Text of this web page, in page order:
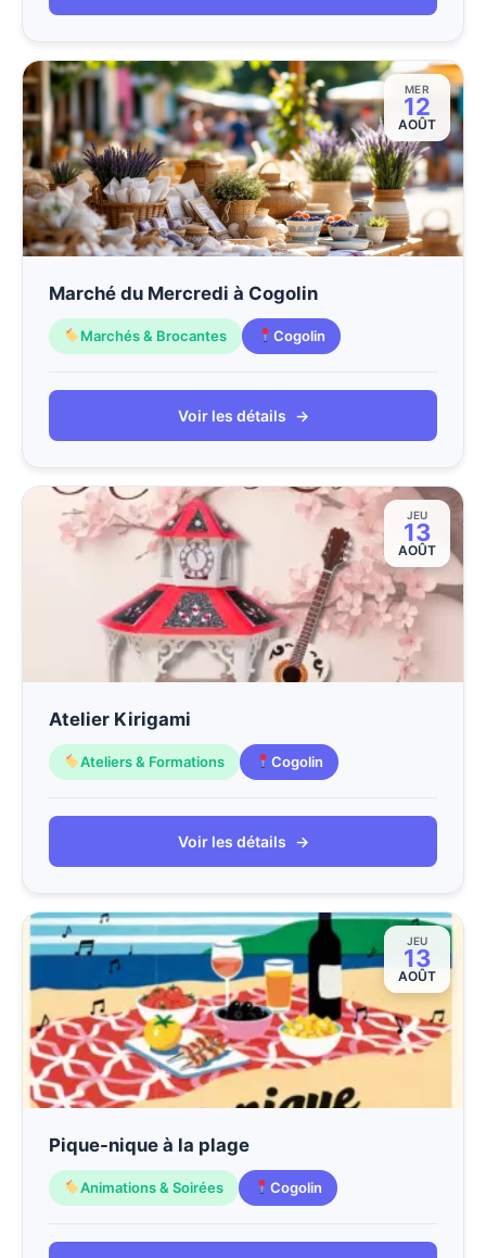
MER
12
AOÛT
Marché du Mercredi à Cogolin
Marchés & Brocantes Cogolin
Voir les détails →
JEU
13
AOÛT
Atelier Kirigami
Ateliers & Formations Cogolin
Voir les détails →
JEU
13
AOÛT
Pique-nique à la plage
Animations & Soirées Cogolin